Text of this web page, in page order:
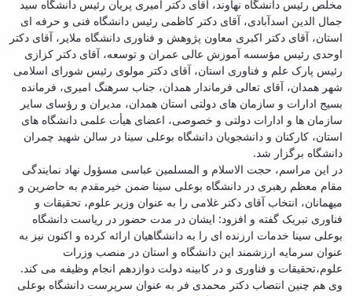
مخلص رئیس دانشگاه نهاوند، آقای دکتر امیری پریان رئیس دانشگاه سید
جمال الدین اسدآبادی، آقای دکتر کاظمی رئیس دانشگاه فنی و حرفه ای
استان، آقای دکتر اکبری معاون پژوهش و فناوری دانشگاه ملایر، آقای دکتر
اوحدی رئیس مؤسسه آموزش عالی عمران و توسعه، آقای دکتر کزازی
رئیس پارک علم و فناوری استان، آقای دکتر مولوی رئیس شورای اسلامی
شهر همدان، آقای تعالی فرماندار همدان، جناب سرهنگ امیری، فرمانده
بسیج ادارات و سازمان های دولتی استان همدان، مدیران و رؤسای سایر
سازمان ها و ادارات دولتی و خصوصی، اعضای هیأت علمی دانشگاه های
استان، کارکنان و دانشجویان دانشگاه بوعلی سینا در سالن شهید چمران
دانشگاه برگزار شد.
در این مراسم، حجت الاسلام و المسلمین عباسی مسؤول نهاد نمایندگی
مقام معظم رهبری در دانشگاه بوعلی سینا ضمن خیرمقدم به حاضرین و
میهمانان، انتخاب آقای دکتر غلامی را به عنوان وزیر علوم، تحقیقات و
فناوری تبریک گفته و افزود: ایشان در مدت حضور در ریاست دانشگاه
بوعلی سینا خدمات ارزنده ای را به دانشگاهیان ارائه کرده و اکنون نیز به
عنوان سرمایه ارزشمند این دانشگاه و استان در منصب وزرات
علوم،تحقیقات و فناوری و در کابینه دولت دوازدهم انجام وظیفه می کند.
وی هم چنین انتصاب دکتر محمدی فر به عنوان سرپرست دانشگاه بوعلی